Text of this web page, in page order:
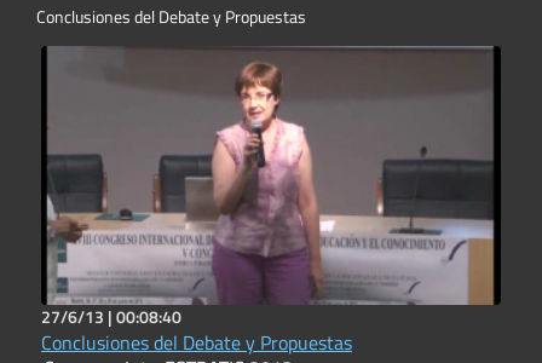
Conclusiones del Debate y Propuestas
27/6/13 |00:08:40
Conclusiones del Debate y Propuestas